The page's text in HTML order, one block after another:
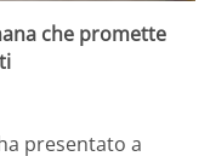
che promette
presentato a